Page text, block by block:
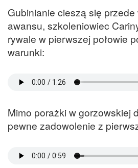
Gubinianie cieszą się
awansu, szkoleniowiec
rywale w pierwszej połowie
warunki:
Mimo porażki w gorzowskiej
pewne zadowolenie z